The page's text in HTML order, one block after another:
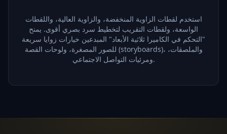
استخدم لقطات الزاوية المنخفضة، والزاوية العالية، واللقطات
الواسعة، ولقطات التقريب لتخطيط سرد بصري أقوى. يمنح
"التحكم في الكاميرا ثلاثية الأبعاد" المبدعين خيارات زوايا سريعة
للصور المصغرة، ولوحات القصة (storyboards)، والملصقات،
ومرئيات التواصل الاجتماعي.